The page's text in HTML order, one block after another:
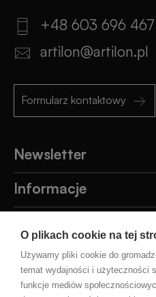
O plikach cookie na tej
Używamy pliki cookie do
temat wydajności i użyteczności
funkcje mediów
+48 603 696 467
artilon@artilon.pl
Formularz kontaktowy
Newsletter
Informacje
Pomoc
Blog